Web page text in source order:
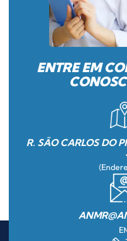
ENTRE EM
R. SÃO CARLOS DO